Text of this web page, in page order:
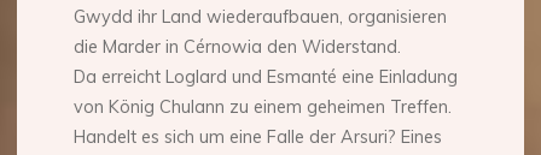
Gwydd ihr Land wiederaufbauen, organisieren
die Marder in Cérnowia den Widerstand.
Da erreicht Loglard und Esmanté eine Einladung
von König Chulann zu einem geheimen Treffen.
Handelt es sich um eine Falle der Arsuri? Eines